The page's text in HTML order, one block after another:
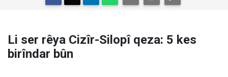
Li ser rêya Cizîr-Silopî qeza: 5 kes
birîndar bûn